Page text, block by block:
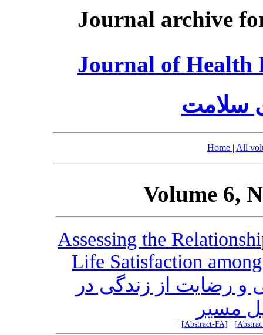
Journal archive
Journal of Health
سلامت
Home | All
Volume 6,
Assessing the
Life Satisfaction
و رضایت از زندگی در
مسیر
[Abstract-FA]